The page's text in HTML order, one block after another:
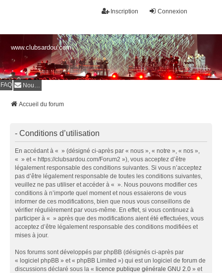
Connexion
Inscription
www.clubsardou.com
FAQ Nous contacter
Accueil du forum
- Conditions d’utilisation
En accédant à « » (désigné ci-après par « nous », « notre », « nos »,
« » et « https://clubsardou.com/Forum2 »), vous acceptez d’être
légalement responsable des conditions suivantes. Si vous n’acceptez
pas d’être légalement responsable de toutes les conditions suivantes,
veuillez ne pas utiliser et accéder à « ». Nous pouvons modifier ces
conditions à n’importe quel moment et nous essaierons de vous
informer de ces modifications, bien que nous vous conseillons de
vérifier régulièrement par vous-même. En effet, si vous continuez à
participer à « » après que des modifications aient été effectuées, vous
acceptez d’être légalement responsable des conditions modifiées et
mises à jour.
Nos forums sont développés par phpBB (désignés ci-après par
« logiciel phpBB » et « phpBB Limited ») qui est un logiciel de forum de
discussions déclaré sous la « licence publique générale GNU 2.0 » et